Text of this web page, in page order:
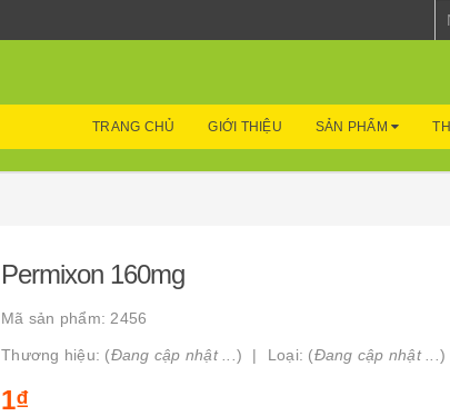
TRANG CHỦ GIỚI THIỆU SẢN PHẨM
Permixon 160mg
Mã sản phẩm: 2456
Thương hiệu: (Đang cập nhật ... ) Loại: (Đang cập nhật ... )
1₫